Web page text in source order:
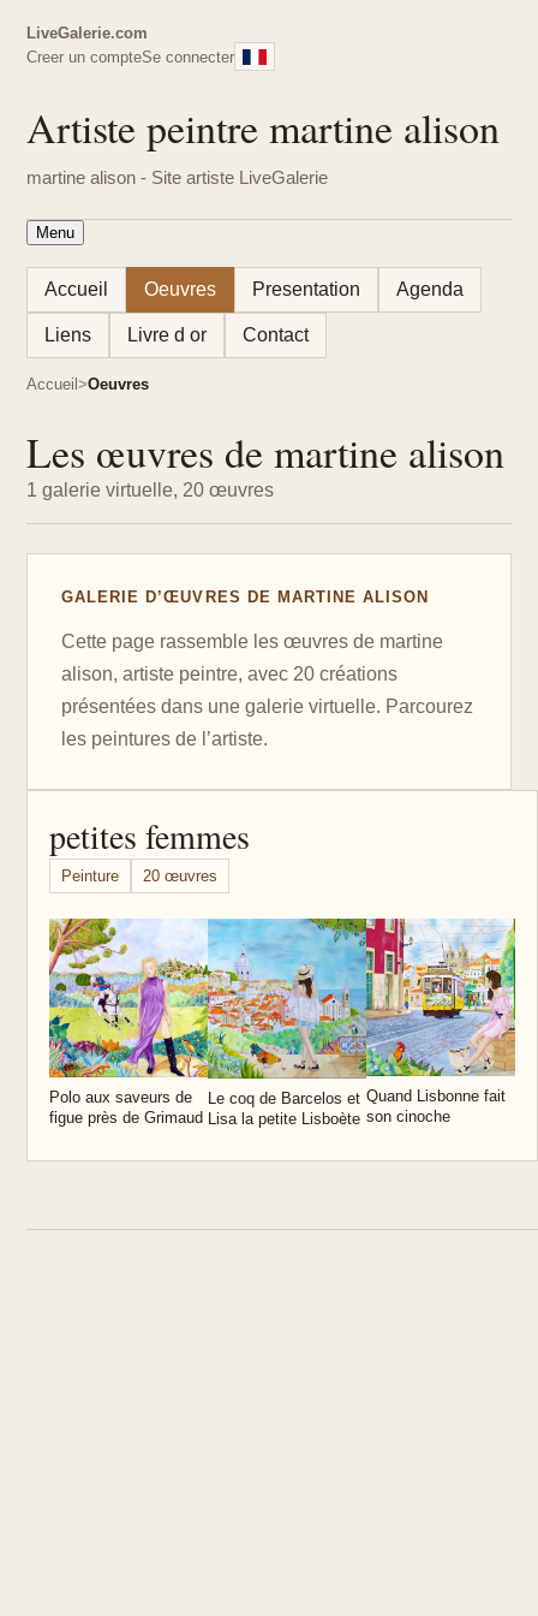
LiveGalerie.com
Creer un compteSe connecter
Artiste peintre martine alison
martine alison - Site artiste LiveGalerie
Menu
Accueil Oeuvres Presentation Agenda
Liens Livre d or Contact
Accueil Oeuvres
Les œuvres de martine alison
1 galerie virtuelle, 20 œuvres
GALERIE D’ŒUVRES DE MARTINE ALISON
Cette page rassemble les œuvres de martine
alison, artiste peintre, avec 20 créations
présentées dans une galerie virtuelle. Parcourez
les peintures de l’artiste.
petites femmes
Peinture 20 œuvres
Polo aux saveurs de
figue près de Grimaud
Le coq de Barcelos et
Lisa la petite Lisboète
Quand Lisbonne fait
son cinoche